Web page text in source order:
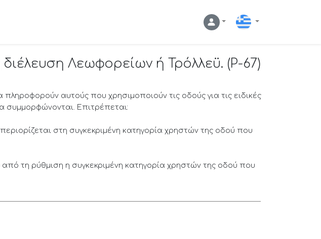
Ελληνικά
Λεωφορείων ή Τρόλλεϋ. (P-67)
πληροφορούν αυτούς που χρησιμοποιούν τις οδούς για τις ειδικές
συμμορφώνονται. Επιτρέπεται:
στη συγκεκριμένη κατηγορία χρηστών της οδού που
τη ρύθμιση η συγκεκριμένη κατηγορία χρηστών της οδού που